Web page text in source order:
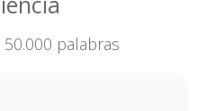
palabras